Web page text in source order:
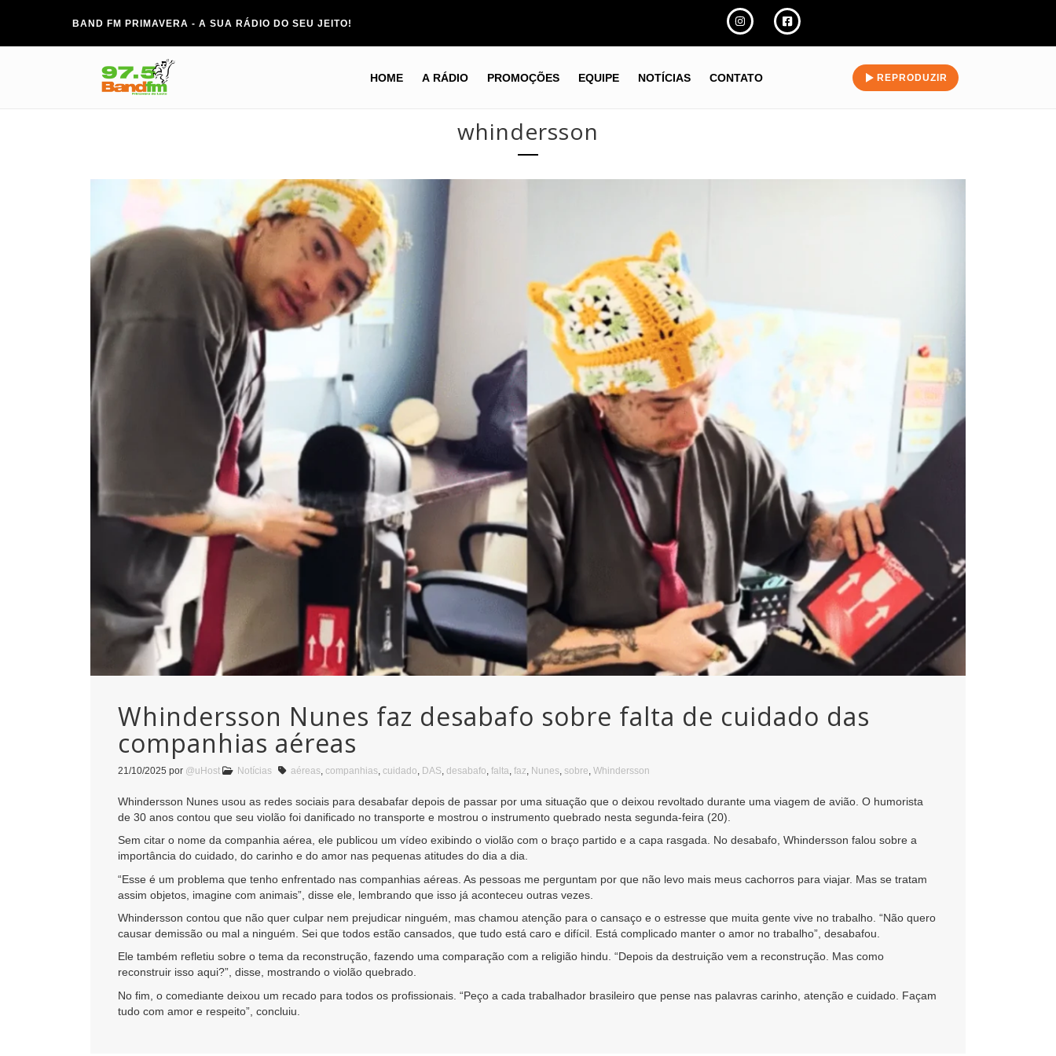
BAND FM PRIMAVERA - A SUA RÁDIO DO SEU JEITO!
HOME A RÁDIO PROMOÇÕES EQUIPE NOTÍCIAS CONTATO REPRODUZIR
whindersson
Whindersson Nunes faz desabafo sobre falta de cuidado das
companhias aéreas
21/10/2025 por @uHost Notícias aéreas companhias cuidado DAS desabafo falta faz Nunes sobre Whindersson
Whindersson Nunes usou as redes sociais para desabafar depois de passar por uma situação que o deixou revoltado durante uma viagem de avião. O humorista
de 30 anos contou que seu violão foi danificado no transporte e mostrou o instrumento quebrado nesta segunda-feira (20).
Sem citar o nome da companhia aérea, ele publicou um vídeo exibindo o violão com o braço partido e a capa rasgada. No desabafo, Whindersson falou sobre a
importância do cuidado, do carinho e do amor nas pequenas atitudes do dia a dia.
“Esse é um problema que tenho enfrentado nas companhias aéreas. As pessoas me perguntam por que não levo mais meus cachorros para viajar. Mas se tratam
assim objetos, imagine com animais”, disse ele, lembrando que isso já aconteceu outras vezes.
Whindersson contou que não quer culpar nem prejudicar ninguém, mas chamou atenção para o cansaço e o estresse que muita gente vive no trabalho. “Não quero
causar demissão ou mal a ninguém. Sei que todos estão cansados, que tudo está caro e difícil. Está complicado manter o amor no trabalho”, desabafou.
Ele também refletiu sobre o tema da reconstrução, fazendo uma comparação com a religião hindu. “Depois da destruição vem a reconstrução. Mas como
reconstruir isso aqui?”, disse, mostrando o violão quebrado.
No fim, o comediante deixou um recado para todos os profissionais. “Peço a cada trabalhador brasileiro que pense nas palavras carinho, atenção e cuidado. Façam
tudo com amor e respeito”, concluiu.